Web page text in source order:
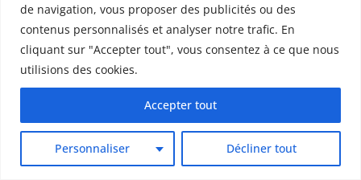
de navigation, vous proposer des publicités ou des
contenus personnalisés et analyser notre trafic. En
cliquant sur "Accepter tout", vous consentez à ce que nous
utilisions des cookies.
Personnaliser Décliner tout
Accepter tout
Dispositifs médicaux
Dlct
Doctolib
DODGE
Donald Trump